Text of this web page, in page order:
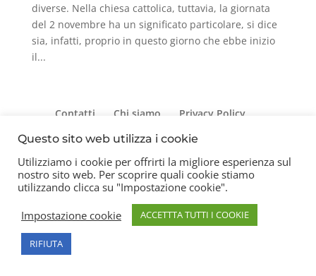
diverse. Nella chiesa cattolica, tuttavia, la giornata
del 2 novembre ha un significato particolare, si dice
sia, infatti, proprio in questo giorno che ebbe inizio
il...
Contatti Chi siamo Privacy Policy
Copyright 2026 © Frigerio Renzo Snc P.IVA
08003270157
Questo sito web utilizza i cookie
Utilizziamo i cookie per offrirti la migliore esperienza sul
nostro sito web. Per scoprire quali cookie stiamo
utilizzando clicca su "Impostazione cookie".
Impostazione cookie
ACCETTTA TUTTI I COOKIE
RIFIUTA